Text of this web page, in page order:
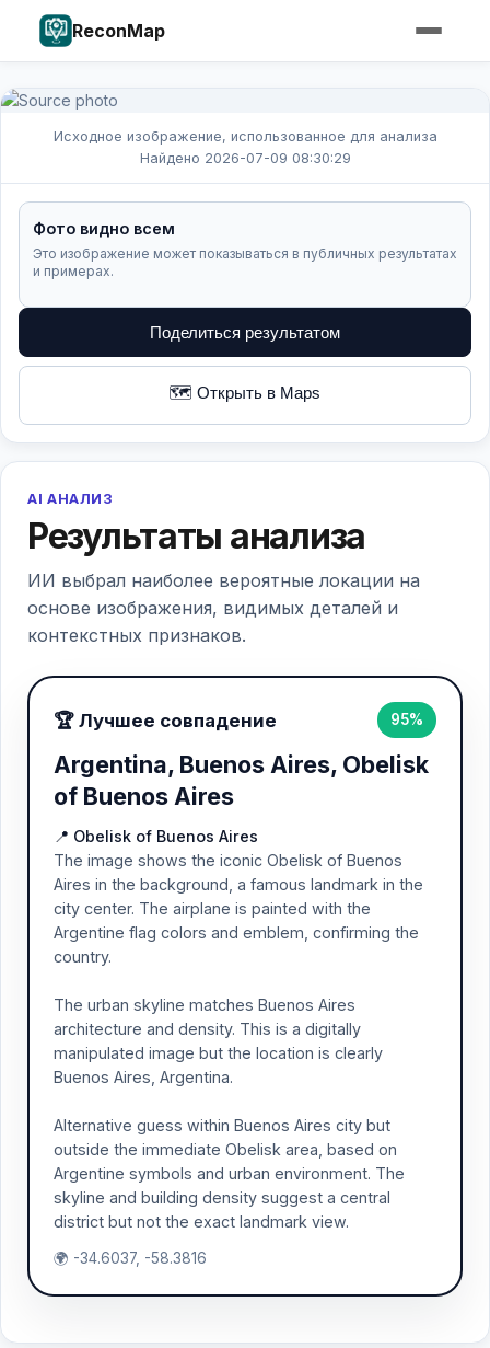
ReconMap
Исходное изображение, использованное для анализа
Найдено 2026-07-09 08:30:29
Фото видно всем
Это изображение может показываться в публичных результатах
и примерах.
Поделиться результатом
🗺️ Открыть в Maps
AI АНАЛИЗ
Результаты анализа
ИИ выбрал наиболее вероятные локации на
основе изображения, видимых деталей и
контекстных признаков.
🏆 Лучшее совпадение 95%
Argentina, Buenos Aires, Obelisk
of Buenos Aires
📍 Obelisk of Buenos Aires
The image shows the iconic Obelisk of Buenos
Aires in the background, a famous landmark in the
city center. The airplane is painted with the
Argentine flag colors and emblem, confirming the
country.
The urban skyline matches Buenos Aires
architecture and density. This is a digitally
manipulated image but the location is clearly
Buenos Aires, Argentina.
Alternative guess within Buenos Aires city but
outside the immediate Obelisk area, based on
Argentine symbols and urban environment. The
skyline and building density suggest a central
district but not the exact landmark view.
🌍 -34.6037, -58.3816